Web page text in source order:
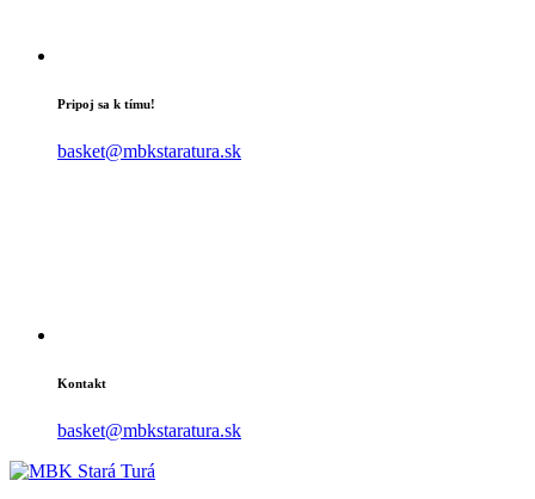
Pripoj sa k tímu!
basket@mbkstaratura.sk
Kontakt
basket@mbkstaratura.sk